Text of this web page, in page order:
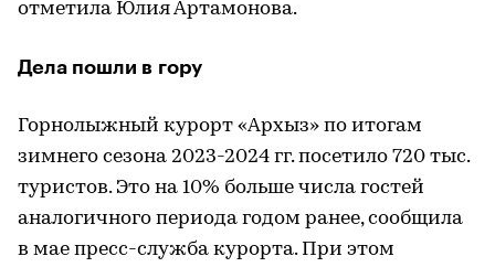
отметила Юлия Артамонова.
Дела пошли в гору
Горнолыжный курорт «Архыз» по итогам
зимнего сезона 2023-2024 гг. посетило 720 тыс.
туристов. Это на 10% больше числа гостей
аналогичного периода годом ранее, сообщила
в мае пресс-служба курорта. При этом